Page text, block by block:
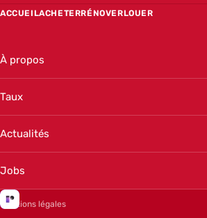
ACCUEILACHETERRÉNOVERLOUER
À propos
Taux
Actualités
Jobs
Mentions légales